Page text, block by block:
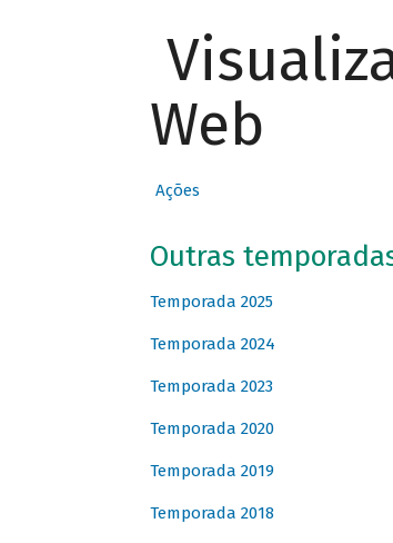
Web
Ações
Outras
Temporada 2025
Temporada 2024
Temporada 2023
Temporada 2020
Temporada 2019
Temporada 2018